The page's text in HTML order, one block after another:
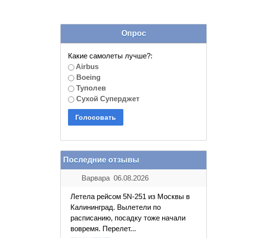
Опрос
Какие самолеты лучше?:
Airbus
Boeing
Туполев
Сухой Суперджет
Последние отзывы
Варвара 06.08.2026
Летела рейсом 5N-251 из Москвы в
Калининград. Вылетели по
расписанию, посадку тоже начали
вовремя. Перелет...